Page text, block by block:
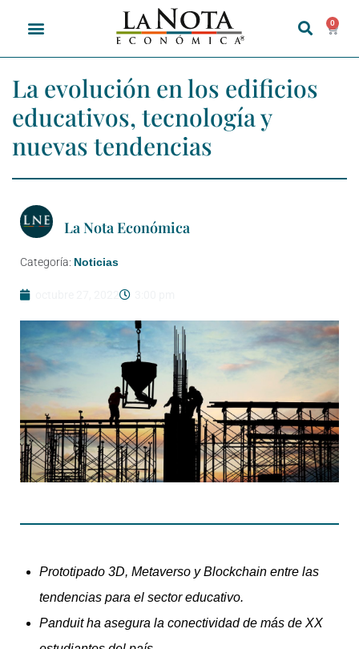
0
La evolución en los edificios
educativos, tecnología y
nuevas tendencias
La Nota Económica
Categoría: Noticias
Prototipado 3D, Metaverso y Blockchain entre las
tendencias para el sector educativo.
Panduit ha asegura la conectividad de más de XX